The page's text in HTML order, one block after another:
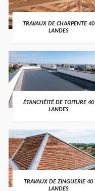
TRAVAUX DE CHARPENTE 40
LANDES
ÉTANCHÉITÉ DE TOITURE 40
LANDES
TRAVAUX DE ZINGUERIE 40
LANDES